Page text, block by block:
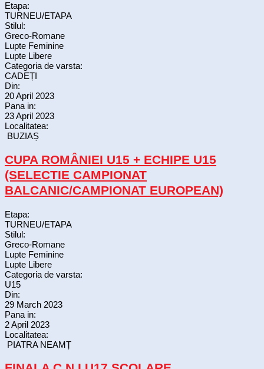
Etapa:
TURNEU/ETAPA
Stilul:
Greco-Romane
Lupte Feminine
Lupte Libere
Categoria de varsta:
CADEȚI
Din:
20 April 2023
Pana in:
23 April 2023
Localitatea:
BUZIAȘ
CUPA ROMÂNIEI U15 + ECHIPE U15
(SELECTIE CAMPIONAT
BALCANIC/CAMPIONAT EUROPEAN)
Etapa:
TURNEU/ETAPA
Stilul:
Greco-Romane
Lupte Feminine
Lupte Libere
Categoria de varsta:
U15
Din:
29 March 2023
Pana in:
2 April 2023
Localitatea:
PIATRA NEAMȚ